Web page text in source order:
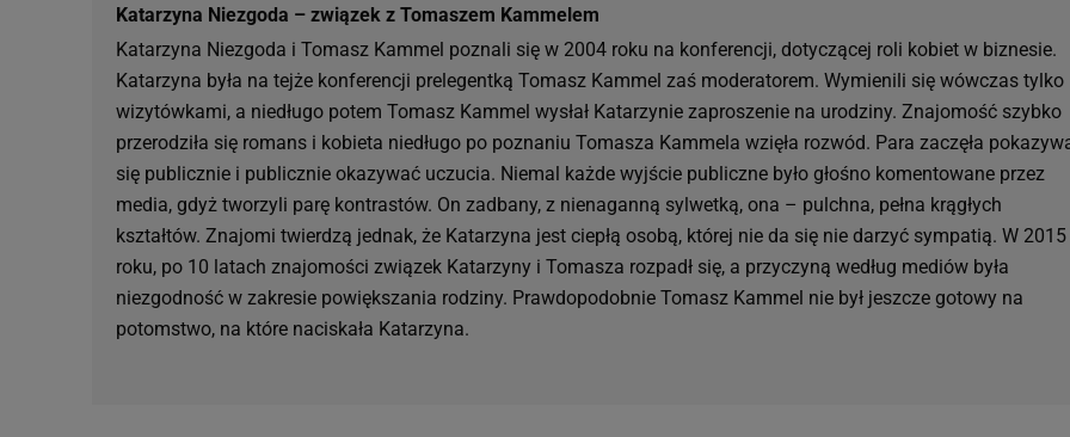
Katarzyna Niezgoda – związek z Tomaszem Kammelem
Katarzyna Niezgoda i Tomasz Kammel poznali się w 2004 roku na konferencji, dotyczącej roli kobiet w biznesie.
Katarzyna była na tejże konferencji prelegentką Tomasz Kammel zaś moderatorem. Wymienili się wówczas tylko
wizytówkami, a niedługo potem Tomasz Kammel wysłał Katarzynie zaproszenie na urodziny. Znajomość szybko
przerodziła się romans i kobieta niedługo po poznaniu Tomasza Kammela wzięła rozwód. Para zaczęła
się publicznie i publicznie okazywać uczucia. Niemal każde wyjście publiczne było głośno komentowane przez
media, gdyż tworzyli parę kontrastów. On zadbany, z nienaganną sylwetką, ona – pulchna, pełna krągłych
kształtów. Znajomi twierdzą jednak, że Katarzyna jest ciepłą osobą, której nie da się nie darzyć sympatią. W 2015
roku, po 10 latach znajomości związek Katarzyny i Tomasza rozpadł się, a przyczyną według mediów była
niezgodność w zakresie powiększania rodziny. Prawdopodobnie Tomasz Kammel nie był jeszcze gotowy na
potomstwo, na które naciskała Katarzyna.